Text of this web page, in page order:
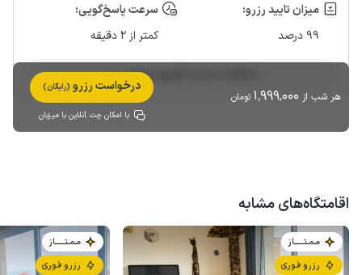
میزان تایید رزرو:
99 درصد
سرعت پاسخ‌گویی:
کمتر از 2 دقیقه
مشاهده حساب کاربری میزبان
هر شب از 1٬999٬000 تومان
درخواست رزرو (رایگان)
با امکان چت آنلاین با میزبان
اقامتگاه‌های مشابه
مـمـتــــــاز
رزرو فوری
مـمـتــــــاز
رزرو فوری